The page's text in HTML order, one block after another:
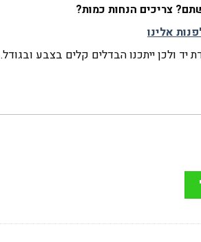
צריכים הנחות כמות?
אלינו
יד ולכן ייתכנו הבדלים קלים בצבע ובגודל.
סריגה דקה - בצבעים כחול, אפור ולבן